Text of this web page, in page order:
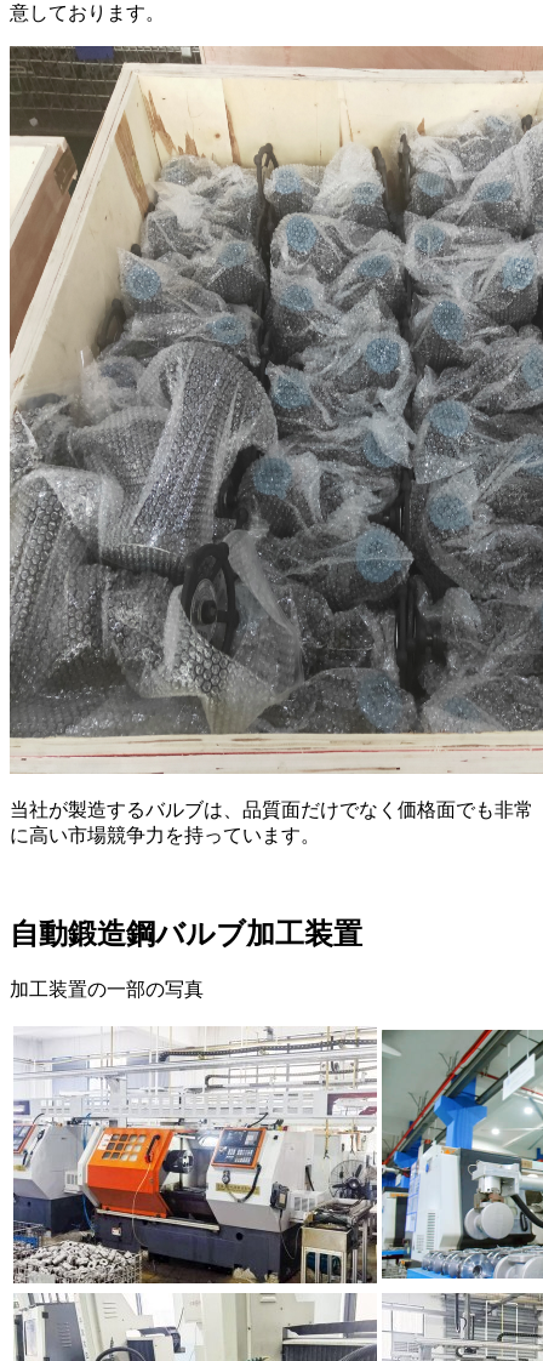
意しております。
当社が製造するバルブは、品質面だけでなく価格面でも非常
に高い市場競争力を持っています。
自動鍛造鋼バルブ加工装置
加工装置の一部の写真